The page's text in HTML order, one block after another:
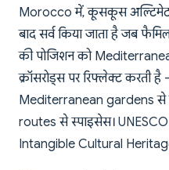
Morocco में, कूसकूस अल्टिमेट
बाद सर्व किया जाता है जब
की पोजिशन को
क्रॉसरोड्स पर रिफ्लेक्ट करती
Mediterranean gardens
routes से स्पाइसेस।
Intangible Cultural